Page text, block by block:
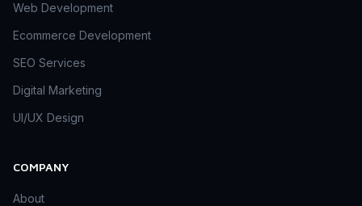
Web Development
Ecommerce Development
SEO Services
Digital Marketing
UI/UX Design
COMPANY
About